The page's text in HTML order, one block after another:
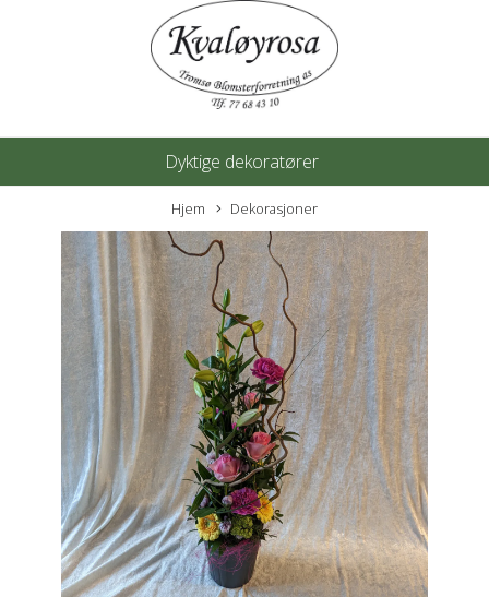
Dyktige dekoratører
Hjem Dekorasjoner